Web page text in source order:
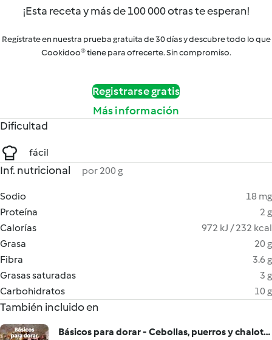
¡Esta receta y más de 100 000 otras te esperan!
Regístrate en nuestra prueba gratuita de 30 días y descubre todo lo que
Cookidoo® tiene para ofrecerte. Sin compromiso.
Registrarse gratis
Más información
Dificultad
fácil
Inf. nutricional por 200 g
Sodio
18 mg
Proteína
2 g
Calorías
972 kJ / 232 kcal
Grasa
20 g
Fibra
3.6 g
Grasas saturadas
3 g
Carbohidratos
10 g
También incluido en
Básicos para dorar - Cebollas, puerros y chalotas